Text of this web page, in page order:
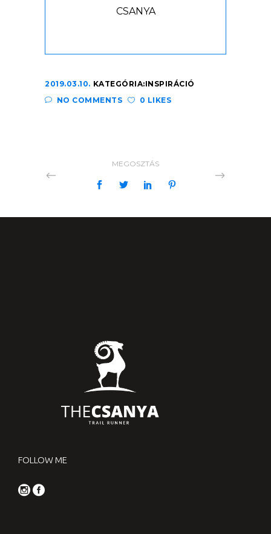
CSANYA
2019.03.10. KATEGÓRIA:INSPIRÁCIÓ
NO COMMENTS
0 LIKES
MEGOSZTÁS
FOLLOW ME